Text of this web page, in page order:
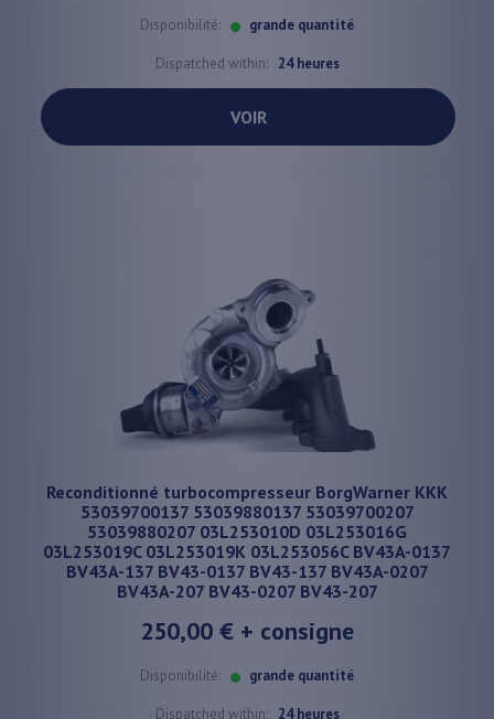
Disponibilité: grande quantité
Dispatched within: 24 heures
VOIR
Reconditionné turbocompresseur BorgWarner KKK
53039700137 53039880137 53039700207
53039880207 03L253010D 03L253016G
03L253019C 03L253019K 03L253056C BV43A-0137
BV43A-137 BV43-0137 BV43-137 BV43A-0207
BV43A-207 BV43-0207 BV43-207
250,00 € + consigne
Disponibilité: grande quantité
Dispatched within: 24 heures